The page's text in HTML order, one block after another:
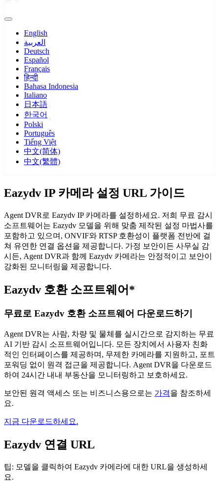
English
العربية
Deutsch
Español
Français
हिन्दी
Bahasa Indonesia
Italiano
日本語
한국어
Polski
Português
Tiếng Việt
中文(简体)
中文(繁體)
Eazydv IP 카메라 설정 URL 가이드
Agent DVR로 Eazydv IP 카메라를 설정하세요. 저희 무료 감시
소프트웨어는 Eazydv 모델을 위해 맞춤 제작된 설정 마법사를
포함하고 있으며, ONVIF와 RTSP 호환성이 플랫폼 전반에 걸
쳐 유연한 연결 옵션을 제공합니다. 가정 보안이든 사무실 감
시든, Agent DVR과 함께 Eazydv 카메라는 안정적이고 보안이
강화된 모니터링을 제공합니다.
Eazydv 호환 소프트웨어*
무료로 Eazydv 호환 소프트웨어 다운로드하기
Agent DVR는 사람, 차량 및 물체를 실시간으로 감지하는 무료
AI 기반 감시 소프트웨어입니다. 모든 장치에서 사용자 친화
적인 인터페이스를 제공하며, 무제한 카메라를 지원하고, 포트
포워딩 없이 원격 접근을 제공합니다. Agent DVR을 다운로드
하여 24시간 내내 부동산을 모니터링하고 보호하세요.
보안된 원격 액세스 또는 비즈니스용으로는 가격을 참조하세
요.
지금 다운로드하세요.
Eazydv 연결 URL
팁: 모델을 클릭하여 Eazydv 카메라에 대한 URL을 생성하세
요.